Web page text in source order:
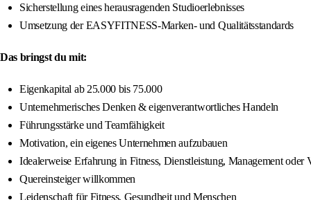
Sicherstellung eines herausragenden Studioerlebnisses
Umsetzung der EASYFITNESS-Marken- und Qualitätsstandards
Das bringst du mit:
Eigenkapital ab 25.000 bis 75.000
Unternehmerisches Denken & eigenverantwortliches Handeln
Führungsstärke und Teamfähigkeit
Motivation, ein eigenes Unternehmen aufzubauen
Idealerweise Erfahrung in Fitness, Dienstleistung, Management oder
Quereinsteiger willkommen
Leidenschaft für Fitness, Gesundheit und Menschen